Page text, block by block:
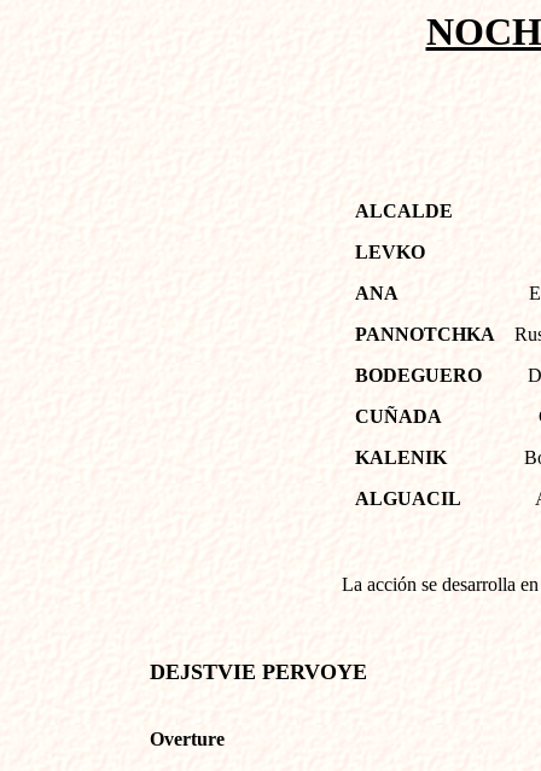
ALCALDE
LEVKO
ANA
PANNOTCHKA
BODEGUERO
CUÑADA
KALENIK
ALGUACIL
La acción se desarrolla
DEJSTVIE PERVOYE
Overture